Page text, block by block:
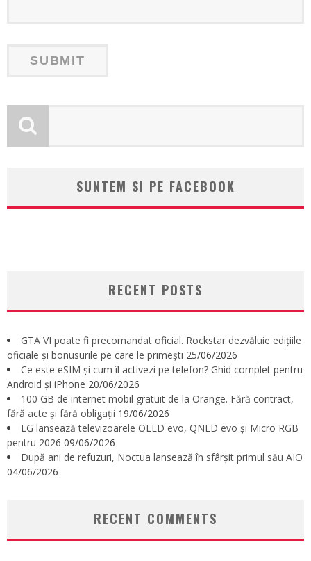
SUNTEM SI PE FACEBOOK
RECENT POSTS
GTA VI poate fi precomandat oficial. Rockstar dezvăluie edițiile
oficiale și bonusurile pe care le primești 25/06/2026
Ce este eSIM și cum îl activezi pe telefon? Ghid complet pentru
Android și iPhone 20/06/2026
100 GB de internet mobil gratuit de la Orange. Fără contract,
fără acte și fără obligații 19/06/2026
LG lansează televizoarele OLED evo, QNED evo și Micro RGB
pentru 2026 09/06/2026
După ani de refuzuri, Noctua lansează în sfârșit primul său AIO
04/06/2026
RECENT COMMENTS